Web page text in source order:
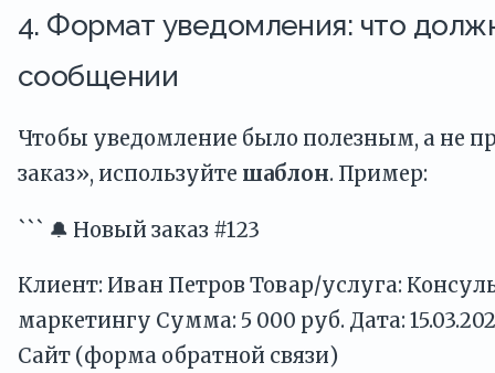
4. Формат уведомления: что
сообщении
Чтобы уведомление было полезным, а не
заказ», используйте шаблон. Пример:
``` 🔔 Новый заказ #123
Клиент: Иван Петров Товар/услуга:
маркетингу Сумма: 5 000 руб. Дата:
Сайт (форма обратной связи)